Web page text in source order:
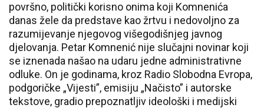
površno, politički korisno onima koji Komnenića
danas žele da predstave kao žrtvu i nedovoljno za
razumijevanje njegovog višegodišnjeg javnog
djelovanja. Petar Komnenić nije slučajni novinar koji
se iznenada našao na udaru jedne administrativne
odluke. On je godinama, kroz Radio Slobodna Evropa,
podgoričke „Vijesti”, emisiju „Načisto” i autorske
tekstove, gradio prepoznatljiv ideološki i medijski